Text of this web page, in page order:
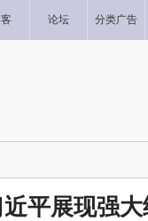
论坛 分类广告
平展现强